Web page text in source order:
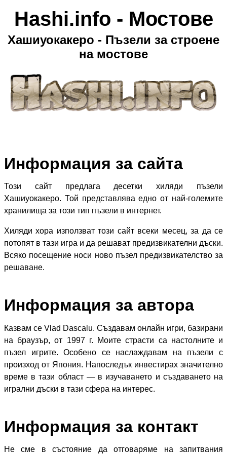
Hashi.info - Мостове
Хашиуокакеро - Пъзели за строене
на мостове
Информация за сайта
Този сайт предлага десетки хиляди пъзели
Хашиуокакеро. Той представлява едно от най-големите
хранилища за този тип пъзели в интернет.
Хиляди хора използват този сайт всеки месец, за да се
потопят в тази игра и да решават предизвикателни дъски.
Всяко посещение носи ново пъзел предизвикателство за
решаване.
Информация за автора
Казвам се Vlad Dascalu. Създавам онлайн игри, базирани
на браузър, от 1997 г. Моите страсти са настолните и
пъзел игрите. Особено се наслаждавам на пъзели с
произход от Япония. Напоследък инвестирах значително
време в тази област — в изучаването и създаването на
игрални дъски в тази сфера на интерес.
Информация за контакт
Не сме в състояние да отговаряме на запитвания